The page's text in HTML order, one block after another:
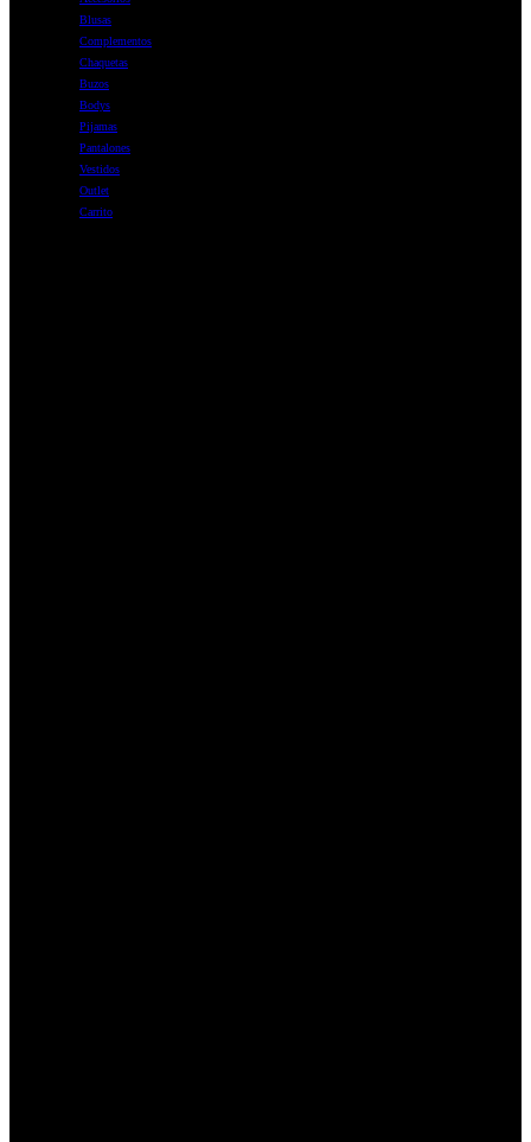
Blusas
Complementos
Chaquetas
Buzos
Bodys
Pijamas
Pantalones
Vestidos
Outlet
Carrito